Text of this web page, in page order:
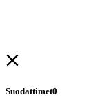
Suodattimet0